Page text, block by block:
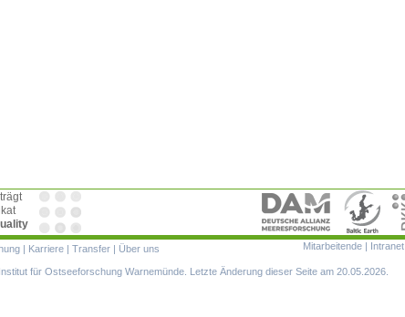
Mitarbeitende | Intranet
| Karriere | Transfer | Über uns
für Ostseeforschung Warnemünde. Letzte Änderung dieser Seite am 20.05.2026.